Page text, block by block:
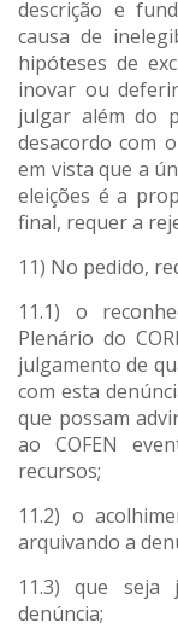
descrição e
causa de
hipóteses de
inovar ou
julgar além do
desacordo com
em vista que a
eleições é a
final, requer a
11) No pedido,
11.1) o
Plenário do
julgamento de
com esta
que possam
ao COFEN
recursos;
11.2) o
arquivando a
11.3) que seja
denúncia;